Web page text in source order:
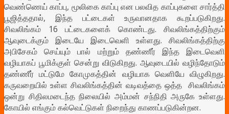
வெண்ணெய் காப்பு, மூலிகை காப்பு என பலவித காப்புகளை சார்த்தி
பூஜித்ததால், இந்த பட்டைகள் உருவானதாக கூறப்படுகிறது.
சிவலிங்கம் 16 பட்டைகளைக் கொண்டது. சிவலிங்கத்திற்கும்
ஆவுடைக்கும் இடையே இடைவெளி உள்ளது. சிவலிங்கத்திற்கு
அபிசேகம் செய்யும் பால் மற்றும் தண்ணீர் இந்த இடைவெளி
வழியாகப் பூமிக்குள் சென்று விடுகிறது. ஆவுடையில் வழிந்தோடும்
தண்ணீர் மட்டுமே கோமுகத்தின் வழியாக வெளியே விழுகிறது.
கருவறையில் உள்ள சிவலிங்கத்தின் வடிவத்தை ஒத்த சிவலிங்கம்
ஒன்று சிதிலமடைந்த நிலையில் அம்மன் சந்நிதி அருகே உள்ளது.
கோயில் எங்கும் கல்வெட்டுகள் நிறைந்து காணப்படுகின்றன.